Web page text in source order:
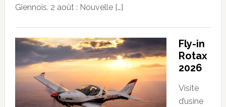
Giennois. 2 août : Nouvelle […]
Fly-in
Rotax
2026
Visite
d’usine